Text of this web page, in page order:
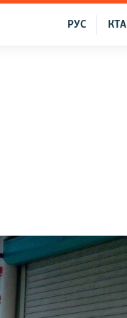
КТА
РУС